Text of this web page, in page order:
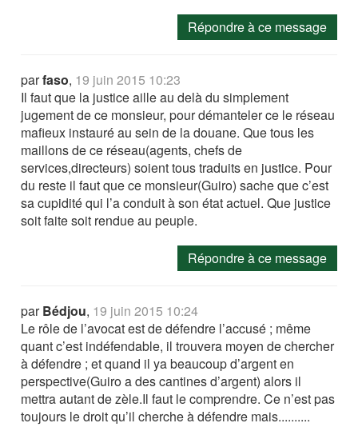
Répondre à ce message
parfaso, 19 juin 2015 10:23
Il faut que la justice aille au delà du simplement
jugement de ce monsieur, pour démanteler ce le réseau
mafieux instauré au sein de la douane. Que tous les
maillons de ce réseau(agents, chefs de
services,directeurs) soient tous traduits en justice. Pour
du reste il faut que ce monsieur(Guiro) sache que c’est
sa cupidité qui l’a conduit à son état actuel. Que justice
soit faite soit rendue au peuple.
Répondre à ce message
parBédjou, 19 juin 2015 10:24
Le rôle de l’avocat est de défendre l’accusé ; même
quant c’est indéfendable, il trouvera moyen de chercher
à défendre ; et quand il ya beaucoup d’argent en
perspective(Guiro a des cantines d’argent) alors il
mettra autant de zèle.Il faut le comprendre. Ce n’est pas
toujours le droit qu’il cherche à défendre mais..........